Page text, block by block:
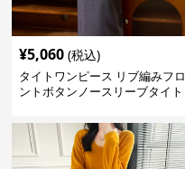
¥5,060 (税込)
タイトワンピース リブ編みフロ
ントボタンノースリーブタイト